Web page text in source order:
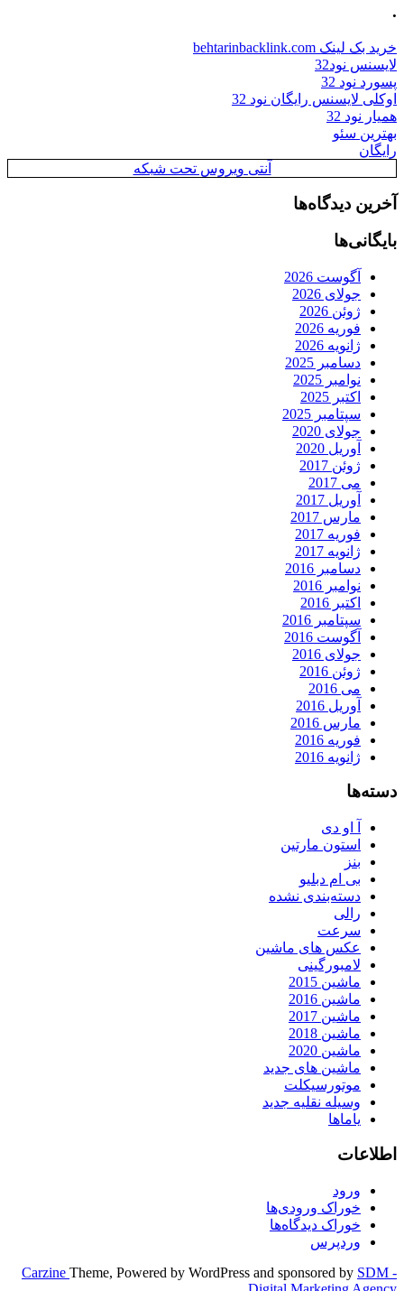
.
خرید بک لینک behtarinbacklink.com
لایسنس نود32
پسورد نود 32
اوکلی لایسنس رایگان نود 32
همیار نود 32
بهترین سئو
رایگان
آنتی ویروس تحت شبکه
آخرین دیدگاه‌ها
بایگانی‌ها
آگوست 2026
جولای 2026
ژوئن 2026
فوریه 2026
ژانویه 2026
دسامبر 2025
نوامبر 2025
اکتبر 2025
سپتامبر 2025
جولای 2020
آوریل 2020
ژوئن 2017
می 2017
آوریل 2017
مارس 2017
فوریه 2017
ژانویه 2017
دسامبر 2016
نوامبر 2016
اکتبر 2016
سپتامبر 2016
آگوست 2016
جولای 2016
ژوئن 2016
می 2016
آوریل 2016
مارس 2016
فوریه 2016
ژانویه 2016
دسته‌ها
آ او دی
استون مارتین
بنز
بی ام دبلیو
دسته‌بندی نشده
رالی
سرعت
عکس های ماشین
لامبورگینی
ماشین 2015
ماشین 2016
ماشین 2017
ماشین 2018
ماشین 2020
ماشین های جدید
موتورسیکلت
وسیله نقلیه جدید
یاماها
اطلاعات
ورود
خوراک ورودی‌ها
خوراک دیدگاه‌ها
وردپرس
Carzine Theme, Powered by WordPress and sponsored by SDM -